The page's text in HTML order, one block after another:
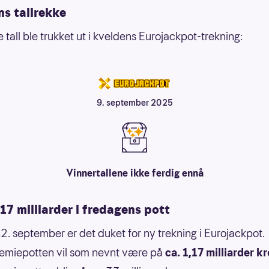
tallrekke
tall ble trukket ut i kveldens Eurojackpot-trekning:
9. september 2025
Vinnertallene ikke ferdig ennå
milliarder i fredagens pott
september er det duket for ny trekning i Eurojackpot.
vil som nevnt være på ca. 1,17 milliarder